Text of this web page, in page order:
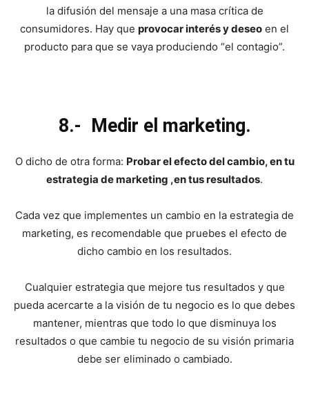
la difusión del mensaje a una masa crítica de
consumidores. Hay que provocar interés y deseo en el
producto para que se vaya produciendo “el contagio”.
8.- Medir el marketing.
O dicho de otra forma: Probar el efecto del cambio, en tu
estrategia de marketing ,en tus resultados.
Cada vez que implementes un cambio en la estrategia de
marketing, es recomendable que pruebes el efecto de
dicho cambio en los resultados.
Cualquier estrategia que mejore tus resultados y que
pueda acercarte a la visión de tu negocio es lo que debes
mantener, mientras que todo lo que disminuya los
resultados o que cambie tu negocio de su visión primaria
debe ser eliminado o cambiado.